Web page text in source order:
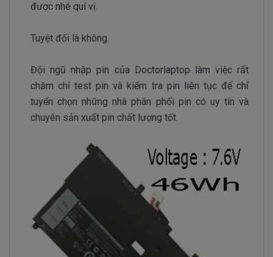
được nhé quí vị.
Tuyệt đối là không.
Đội ngũ nhập pin của Doctorlaptop làm việc rất
chăm chỉ test pin và kiểm tra pin liên tục để chỉ
tuyển chọn những nhà phân phối pin có uy tín và
chuyên sản xuất pin chất lượng tốt.